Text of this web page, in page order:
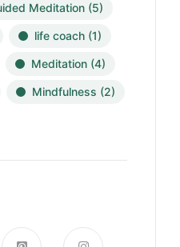
Meditation (5)
life coach (1)
Meditation (4)
Mindfulness (2)